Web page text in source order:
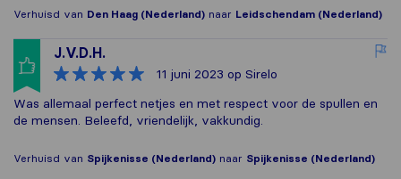
Verhuisd van Den Haag (Nederland) naar Leidschendam (Nederland)
J.V.D.H.
11 juni 2023 op Sirelo
Was allemaal perfect netjes en met respect voor de spullen en
de mensen. Beleefd, vriendelijk, vakkundig.
Verhuisd van Spijkenisse (Nederland) naar Spijkenisse (Nederland)